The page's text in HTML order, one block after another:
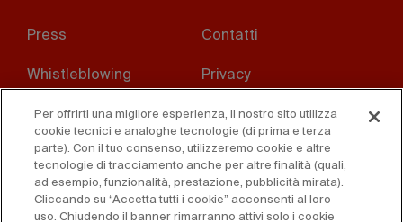
menu
Press Contatti
Whistleblowing Privacy
Disclaimer D. Lgs. 231/01
Cookies Condizioni di vendita
Dichiarazione di
accessibilità
Per offrirti una migliore esperienza, il nostro sito utilizza
cookie tecnici e analoghe tecnologie (di prima e terza
parte). Con il tuo consenso, utilizzeremo cookie e altre
tecnologie di tracciamento anche per altre finalità (quali,
ad esempio, funzionalità, prestazione, pubblicità mirata).
Cliccando su “Accetta tutti i cookie” acconsenti al loro
uso. Chiudendo il banner rimarranno attivi solo i cookie